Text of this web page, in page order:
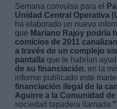
Semana convulsa para el
Unidad Central Operativa
ha elaborado un nuevo
que Mariano Rajoy podría
comicios de 2011
a través de un complejo
pantalla que le habrían
de su financiación, en la
informe publicado este
financiación ilegal de la
Aguirre a la Comunidad de
sociedad tapadera llamada
Destinatarios:
Derechos: